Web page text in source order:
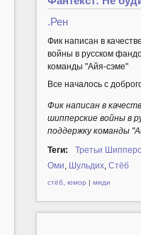
.Рен
Фик написан в
войны в русском
команды "Айя-сэме"
Все началось с
Фик написан в
шипперские войны в
поддержку команды
Теги:
Третьи
Оми, Шульдих, Стёб
стёб юмор | миди